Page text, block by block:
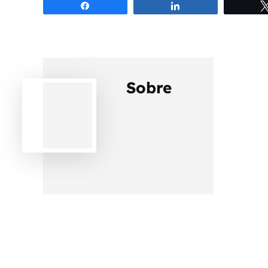
Sobre